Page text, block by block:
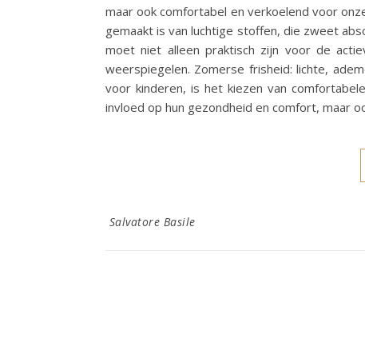
maar ook comfortabel en verkoelend voor
gemaakt is van luchtige stoffen, die zweet
moet niet alleen praktisch zijn voor de
weerspiegelen. Zomerse frisheid: lichte,
voor kinderen, is het kiezen van
invloed op hun gezondheid en comfort, maar
Salvatore Basile